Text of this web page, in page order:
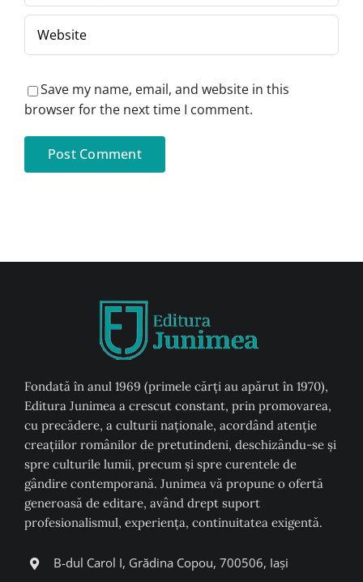
Save my name, email, and website in this
browser for the next time I comment.
Fondată în anul 1969 (primele cărți au apărut în 1970),
Editura Junimea a crescut constant, prin promovarea,
cu precădere, a culturii naţionale, acordând atenţie
creaţiilor românilor de pretutindeni, deschizându-se şi
spre culturile lumii, precum şi spre curentele de
gândire contemporană. Junimea vă propune o ofertă
generoasă de editare, având drept suport
profesionalismul, experiența, continuitatea exigentă.
B-dul Carol I, Grădina Copou, 700506, Iași